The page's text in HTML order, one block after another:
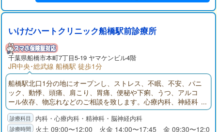
いけだハートクリニック船橋駅前診療所
千葉県船橋市本町7丁目5-19 ヤマケンビル4階
JR中央･総武線 船橋駅 徒歩1分
船橋駅北口1分の地にオープンし、ストレス、不眠、不安、パニ
ック、動悸、頭痛、肩こり、胃痛、便秘や下痢、うつ、アルコ
ール依存、物忘れなどのご相談を致します。心療内科、神経科
精神科、神経内科、内科を診療科目とするいけだハートクリニ
ック船橋駅前診療所のサイトです。診療所の写真、地図、診療
案内、診療時間、院長略歴、リンク、お知らせ、などがご覧に
内科・心療内科・精神科・脳神経内科
火土 09:00〜12:00 火金 14:00〜17:45 金 09:30〜12:0